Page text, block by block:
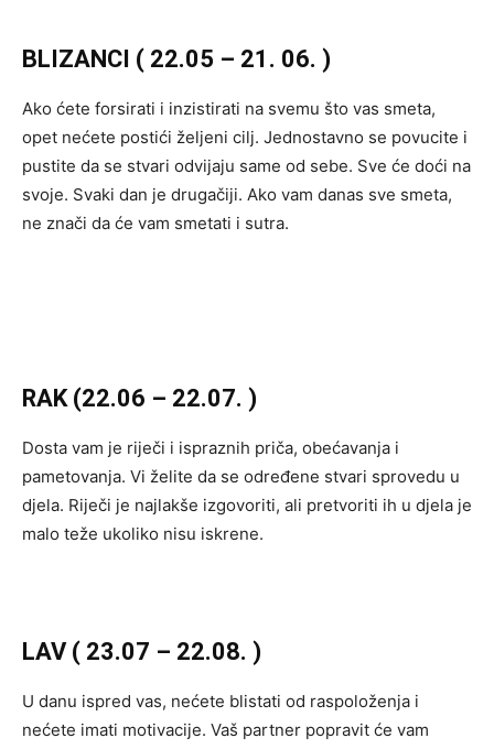
BLIZANCI ( 22.05 – 21. 06. )
Ako ćete forsirati i inzistirati na svemu što vas smeta,
opet nećete postići željeni cilj. Jednostavno se povucite i
pustite da se stvari odvijaju same od sebe. Sve će doći na
svoje. Svaki dan je drugačiji. Ako vam danas sve smeta,
ne znači da će vam smetati i sutra.
RAK (22.06 – 22.07. )
Dosta vam je riječi i ispraznih priča, obećavanja i
pametovanja. Vi želite da se određene stvari sprovedu u
djela. Riječi je najlakše izgovoriti, ali pretvoriti ih u djela je
malo teže ukoliko nisu iskrene.
LAV ( 23.07 – 22.08. )
U danu ispred vas, nećete blistati od raspoloženja i
nećete imati motivacije. Vaš partner popravit će vam